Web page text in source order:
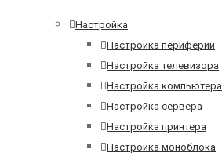
Настройка
Настройка периферии
Настройка телевизора
Настройка компьютера
Настройка сервера
Настройка принтера
Настройка моноблока